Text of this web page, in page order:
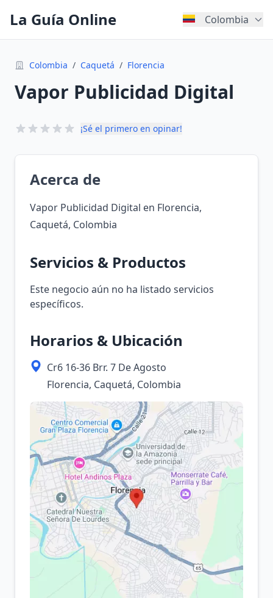
La Guía Online Colombia
Colombia / Caquetá / Florencia
Vapor Publicidad Digital
¡Sé el primero en opinar!
Acerca de
Vapor Publicidad Digital en Florencia,
Caquetá, Colombia
Servicios & Productos
Este negocio aún no ha listado servicios
específicos.
Horarios & Ubicación
Cr6 16-36 Brr. 7 De Agosto
Florencia, Caquetá, Colombia